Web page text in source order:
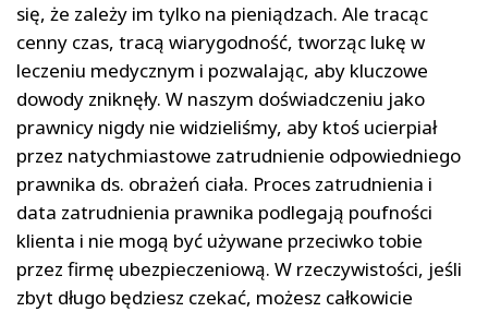
się, że zależy im tylko na pieniądzach. Ale tracąc
cenny czas, tracą wiarygodność, tworząc lukę w
leczeniu medycznym i pozwalając, aby kluczowe
dowody zniknęły. W naszym doświadczeniu jako
prawnicy nigdy nie widzieliśmy, aby ktoś ucierpiał
przez natychmiastowe zatrudnienie odpowiedniego
prawnika ds. obrażeń ciała. Proces zatrudnienia i
data zatrudnienia prawnika podlegają poufności
klienta i nie mogą być używane przeciwko tobie
przez firmę ubezpieczeniową. W rzeczywistości, jeśli
zbyt długo będziesz czekać, możesz całkowicie